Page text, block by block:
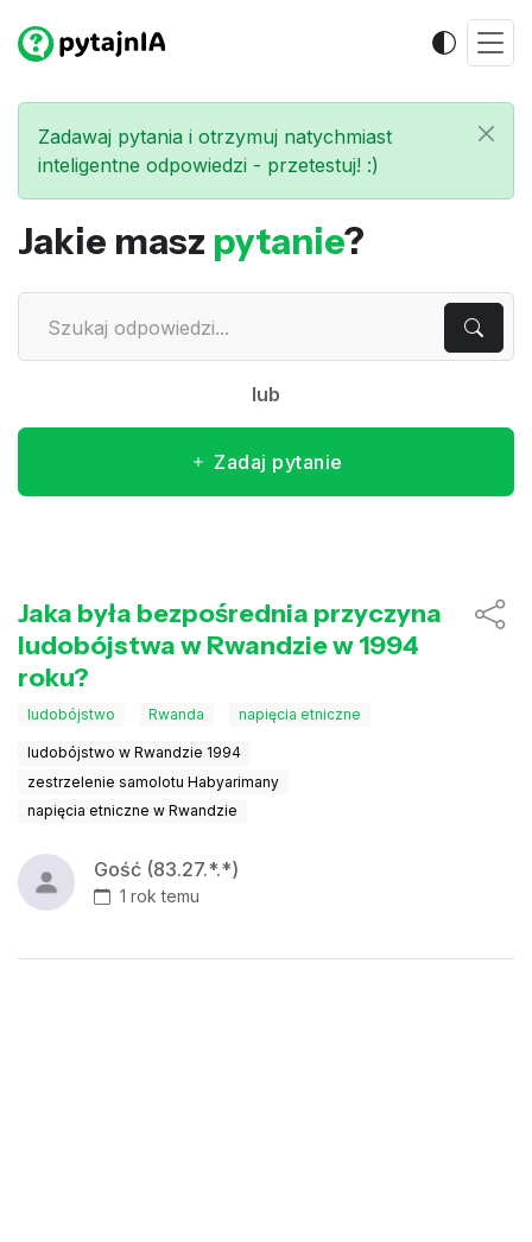
Zadawaj pytania i otrzymuj natychmiast
inteligentne odpowiedzi - przetestuj! :)
Jakie masz pytanie?
lub
Zadaj pytanie
Jaka była bezpośrednia przyczyna
ludobójstwa w Rwandzie w 1994
roku?
ludobójstwo Rwanda napięcia etniczne
ludobójstwo w Rwandzie 1994
zestrzelenie samolotu Habyarimany
napięcia etniczne w Rwandzie
Gość (83.27.*.*)
1 rok temu